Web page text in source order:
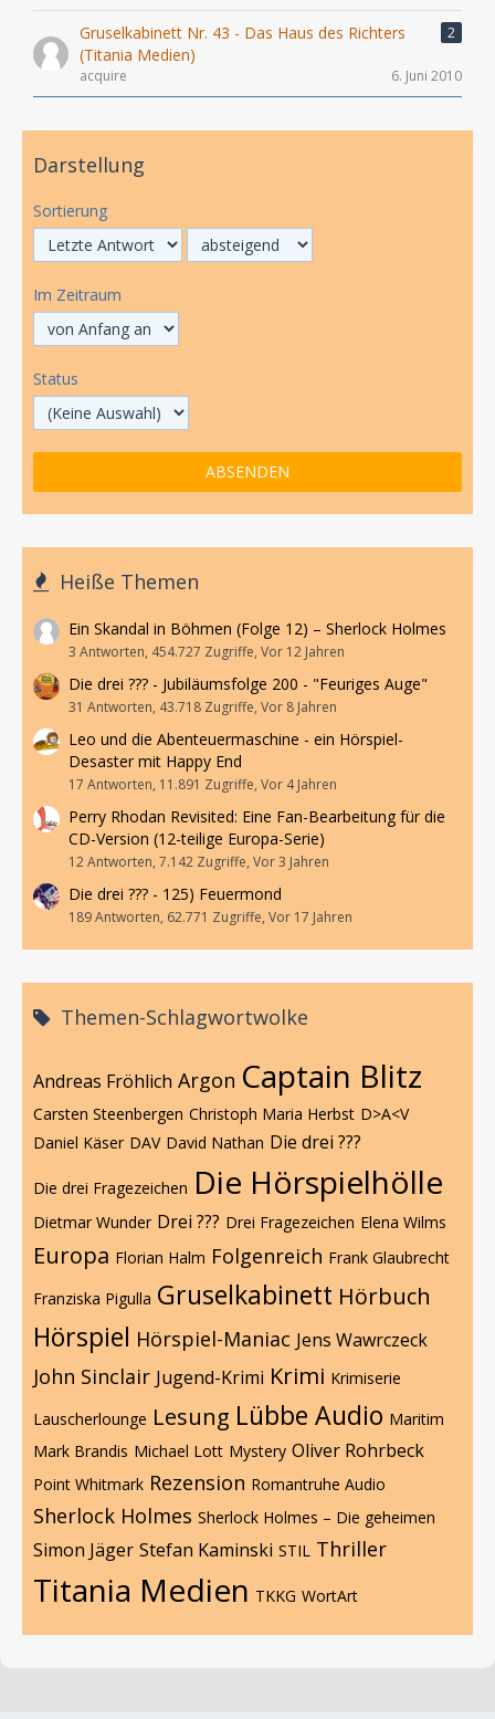
Gruselkabinett Nr. 43 - Das Haus des Richters
(Titania Medien)
2
acquire 6. Juni 2010
Darstellung
Sortierung
Im Zeitraum
Status
Heiße Themen
Ein Skandal in Böhmen (Folge 12) – Sherlock Holmes
3 Antworten, 454.727 Zugriffe, Vor 12 Jahren
Die drei ??? - Jubiläumsfolge 200 - "Feuriges Auge"
31 Antworten, 43.718 Zugriffe, Vor 8 Jahren
Leo und die Abenteuermaschine - ein Hörspiel-
Desaster mit Happy End
17 Antworten, 11.891 Zugriffe, Vor 4 Jahren
Perry Rhodan Revisited: Eine Fan-Bearbeitung für die
CD-Version (12-teilige Europa-Serie)
12 Antworten, 7.142 Zugriffe, Vor 3 Jahren
Die drei ??? - 125) Feuermond
189 Antworten, 62.771 Zugriffe, Vor 17 Jahren
Themen-Schlagwortwolke
Andreas Fröhlich Argon Captain Blitz
Carsten Steenbergen Christoph Maria Herbst D>A<V
Daniel Käser DAV David Nathan Die drei ???
Die drei Fragezeichen Die Hörspielhölle
Dietmar Wunder Drei ??? Drei Fragezeichen Elena Wilms
Europa Florian Halm Folgenreich Frank Glaubrecht
Franziska Pigulla Gruselkabinett Hörbuch
Hörspiel Hörspiel-Maniac Jens Wawrczeck
John Sinclair Jugend-Krimi Krimi Krimiserie
Lauscherlounge Lesung Lübbe Audio Maritim
Mark Brandis Michael Lott Mystery Oliver Rohrbeck
Point Whitmark Rezension Romantruhe Audio
Sherlock Holmes Sherlock Holmes – Die geheimen
Simon Jäger Stefan Kaminski STIL Thriller
Titania Medien TKKG WortArt